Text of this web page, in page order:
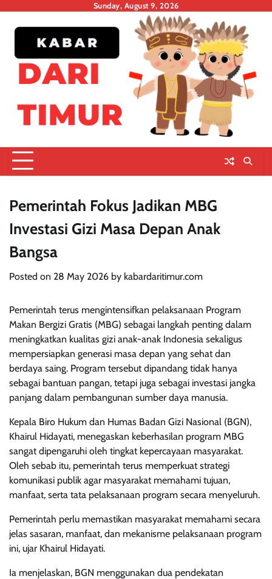
Sunday, August 9, 2026
Pemerintah Fokus Jadikan MBG
Investasi Gizi Masa Depan Anak
Bangsa
Posted on 28 May 2026 by kabardaritimur.com
Pemerintah terus mengintensifkan pelaksanaan Program
Makan Bergizi Gratis (MBG) sebagai langkah penting dalam
meningkatkan kualitas gizi anak-anak Indonesia sekaligus
mempersiapkan generasi masa depan yang sehat dan
berdaya saing. Program tersebut dipandang tidak hanya
sebagai bantuan pangan, tetapi juga sebagai investasi jangka
panjang dalam pembangunan sumber daya manusia.
Kepala Biro Hukum dan Humas Badan Gizi Nasional (BGN),
Khairul Hidayati, menegaskan keberhasilan program MBG
sangat dipengaruhi oleh tingkat kepercayaan masyarakat.
Oleh sebab itu, pemerintah terus memperkuat strategi
komunikasi publik agar masyarakat memahami tujuan,
manfaat, serta tata pelaksanaan program secara menyeluruh.
Pemerintah perlu memastikan masyarakat memahami secara
jelas sasaran, manfaat, dan mekanisme pelaksanaan program
ini, ujar Khairul Hidayati.
Ia menjelaskan, BGN menggunakan dua pendekatan